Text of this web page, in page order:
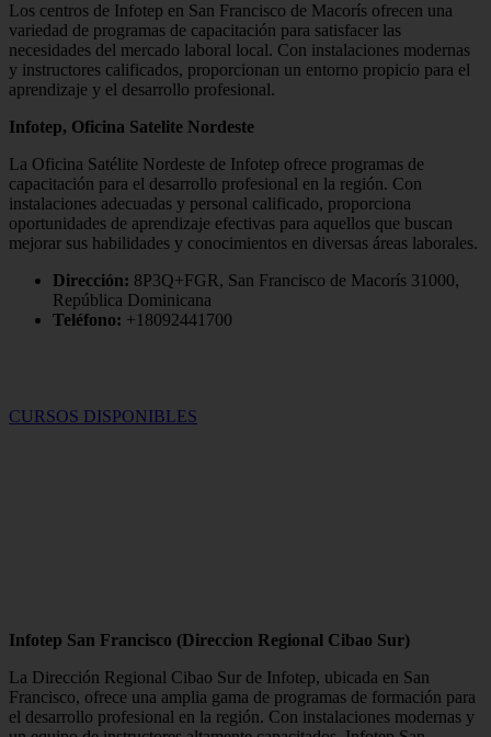
Los centros de Infotep en San Francisco de Macorís ofrecen una
variedad de programas de capacitación para satisfacer las
necesidades del mercado laboral local. Con instalaciones modernas
y instructores calificados, proporcionan un entorno propicio para el
aprendizaje y el desarrollo profesional.
Infotep, Oficina Satelite Nordeste
La Oficina Satélite Nordeste de Infotep ofrece programas de
capacitación para el desarrollo profesional en la región. Con
instalaciones adecuadas y personal calificado, proporciona
oportunidades de aprendizaje efectivas para aquellos que buscan
mejorar sus habilidades y conocimientos en diversas áreas laborales.
Dirección: 8P3Q+FGR, San Francisco de Macorís 31000,
República Dominicana
Teléfono: +18092441700
CURSOS DISPONIBLES
Infotep San Francisco (Direccion Regional Cibao Sur)
La Dirección Regional Cibao Sur de Infotep, ubicada en San
Francisco, ofrece una amplia gama de programas de formación para
el desarrollo profesional en la región. Con instalaciones modernas y